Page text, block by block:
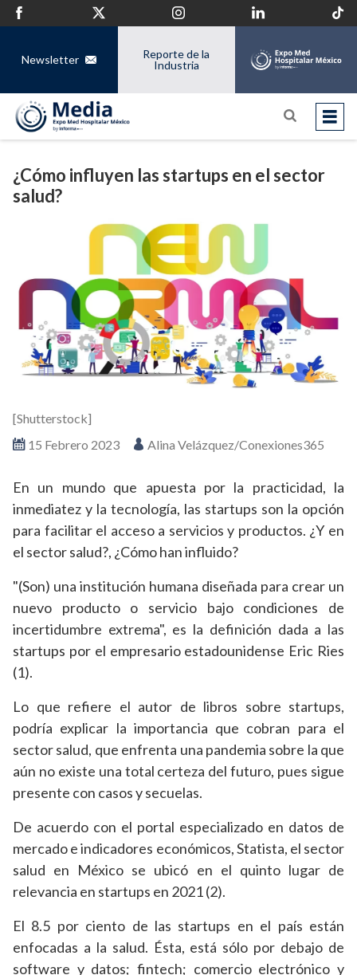
Newsletter
Reporte de la
Industria
¿Cómo influyen las startups en el sector
salud?
15 Febrero 2023 Alina Velázquez/Conexiones365
[Shutterstock]
En un mundo que apuesta por la practicidad, la
inmediatez y la tecnología, las startups son la opción
para facilitar el acceso a servicios y productos. ¿Y en
el sector salud?, ¿Cómo han influido?
"(Son) una institución humana diseñada para crear un
nuevo producto o servicio bajo condiciones de
incertidumbre extrema", es la definición dada a las
startups por el empresario estadounidense Eric Ries
(1).
Lo que refiere el autor de libros sobre startups,
podría explicar la importancia que cobran para el
sector salud, que enfrenta una pandemia sobre la que
aún no existe una total certeza del futuro, pues sigue
presente con casos y secuelas.
De acuerdo con el portal especializado en datos de
mercado e indicadores económicos, Statista, el sector
salud en México se ubicó en el quinto lugar de
relevancia en startups en 2021 (2).
El 8.5 por ciento de las startups en el país están
enfocadas a la salud. Ésta, está sólo por debajo de
software y datos; fintech; comercio electrónico y